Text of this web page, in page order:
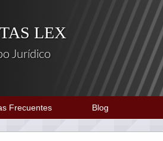
LEX
Jurídico
Frecuentes Blog